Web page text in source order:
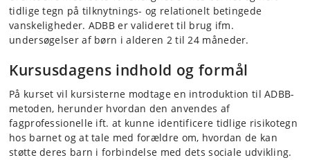
tidlige tegn på tilknytnings- og relationelt betingede
vanskeligheder. ADBB er valideret til brug ifm.
undersøgelser af børn i alderen 2 til 24 måneder.
Kursusdagens indhold og formål
På kurset vil kursisterne modtage en introduktion til ADBB-
metoden, herunder hvordan den anvendes af
fagprofessionelle ift. at kunne identificere tidlige risikotegn
hos barnet og at tale med forældre om, hvordan de kan
støtte deres barn i forbindelse med dets sociale udvikling.